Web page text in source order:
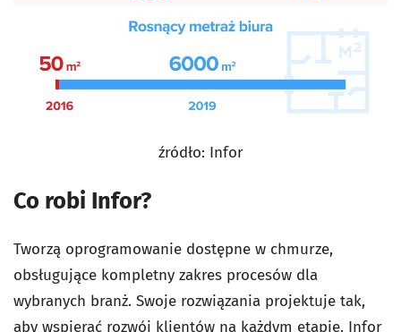
źródło: Infor
Co robi Infor?
Tworzą oprogramowanie dostępne w chmurze,
obsługujące kompletny zakres procesów dla
wybranych branż. Swoje rozwiązania projektuje tak,
aby wspierać rozwój klientów na każdym etapie. Infor